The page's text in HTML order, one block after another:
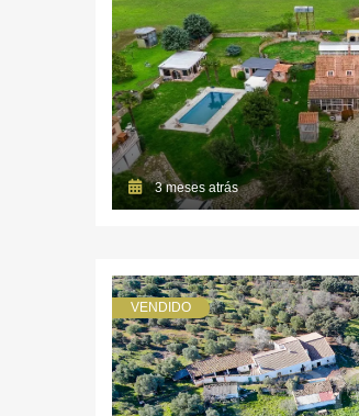
3 meses atrás
VENDIDO